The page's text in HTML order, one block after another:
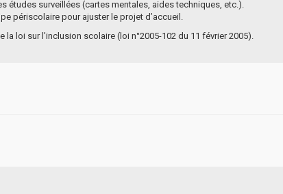
études surveillées (cartes mentales, aides techniques, etc.).
périscolaire pour ajuster le projet d’accueil.
loi sur l’inclusion scolaire (loi n°2005-102 du 11 février 2005).